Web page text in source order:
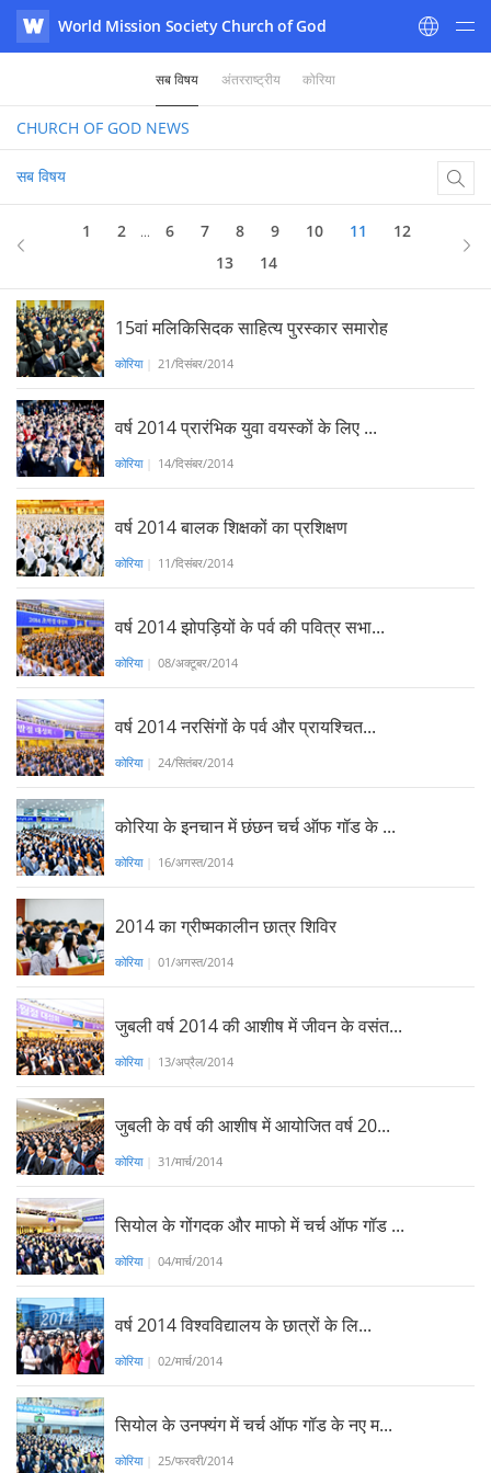
WATV
World Mission Society Church of God
सब विषय अंतरराष्ट्रीय कोरिया
CHURCH OF GOD NEWS
सब विषय
1 2 ... 6 7 8 9 10 11
12
13
14
15वां मलिकिसिदक साहित्य पुरस्कार समारोह
कोरिया 21/दिसंबर/2014
वर्ष 2014 प्रारंभिक युवा वयस्कों के लिए ...
कोरिया 14/दिसंबर/2014
वर्ष 2014 बालक शिक्षकों का प्रशिक्षण
कोरिया 11/दिसंबर/2014
वर्ष 2014 झोपड़ियों के पर्व की पवित्र सभा...
कोरिया 08/अक्टूबर/2014
वर्ष 2014 नरसिंगों के पर्व और प्रायश्चित...
कोरिया 24/सितंबर/2014
कोरिया के इनचान में छंछन चर्च ऑफ गॉड के ...
कोरिया 16/अगस्त/2014
2014 का ग्रीष्मकालीन छात्र शिविर
कोरिया 01/अगस्त/2014
जुबली वर्ष 2014 की आशीष में जीवन के वसंत...
कोरिया 13/अप्रैल/2014
जुबली के वर्ष की आशीष में आयोजित वर्ष 20...
कोरिया 31/मार्च/2014
सियोल के गोंगदक और माफो में चर्च ऑफ गॉड ...
कोरिया 04/मार्च/2014
वर्ष 2014 विश्वविद्यालय के छात्रों के लि...
कोरिया 02/मार्च/2014
सियोल के उनफ्यंग में चर्च ऑफ गॉड के नए म...
कोरिया 25/फरवरी/2014